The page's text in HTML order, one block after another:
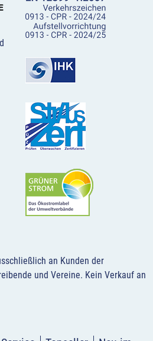
an Kunden der
und Vereine. Kein Verkauf an